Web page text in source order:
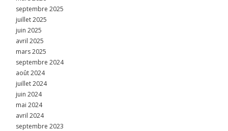
septembre 2025
juillet 2025
juin 2025
avril 2025
mars 2025
septembre 2024
août 2024
juillet 2024
juin 2024
mai 2024
avril 2024
septembre 2023